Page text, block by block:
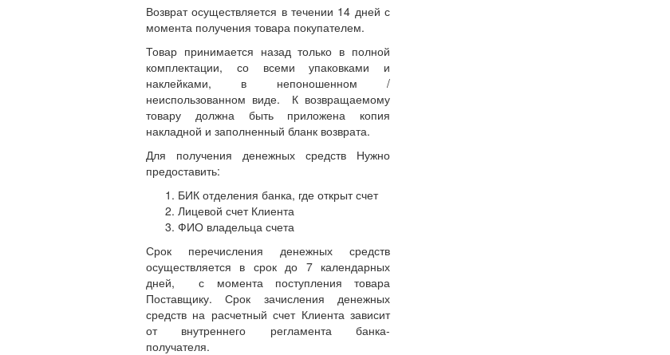
Возврат осуществляется в течении 14 дней с
момента получения товара покупателем.
Товар принимается назад только в полной
комплектации, со всеми упаковками и
наклейками, в непоношенном /
неиспользованном виде. К возвращаемому
товару должна быть приложена копия
накладной и заполненный бланк возврата.
Для получения денежных средств Нужно
предоставить:
БИК отделения банка, где открыт счет
Лицевой счет Клиента
ФИО владельца счета
Срок перечисления денежных средств
осуществляется в срок до 7 календарных
дней, с момента поступления товара
Поставщику. Срок зачисления денежных
средств на расчетный счет Клиента зависит
от внутреннего регламента банка-
получателя.